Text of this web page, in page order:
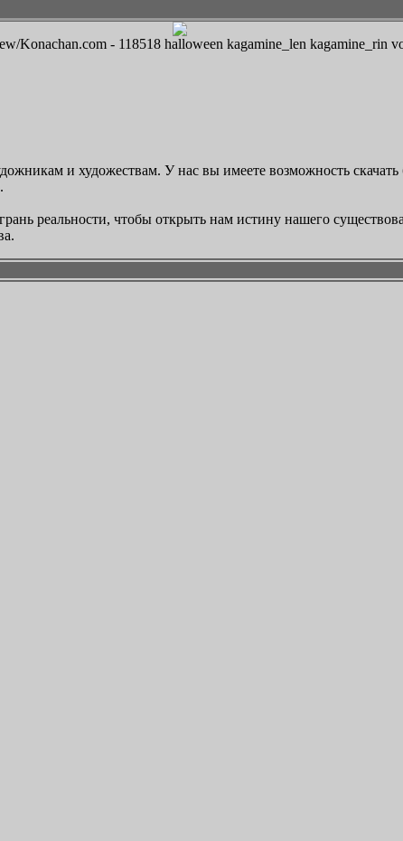
Konachan.com - 118518 halloween kagamine_len kagamine_rin
и художествам. У нас вы имеете возможность
реальности, чтобы открыть нам истину нашего